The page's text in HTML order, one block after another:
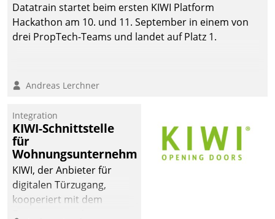
Datatrain startet beim ersten KIWI Platform
Hackathon am 10. und 11. September in einem von
drei PropTech-Teams und landet auf Platz 1.
Andreas Lerchner
Integration
KIWI-Schnittstelle
für
Wohnungsunternehmen
KIWI, der Anbieter für
digitalen Türzugang,
kooperiert mit dem